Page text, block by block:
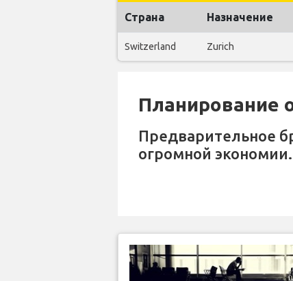
Страна Назначение
Switzerland Zurich
Планирование
Предварительное
огромной экономии.